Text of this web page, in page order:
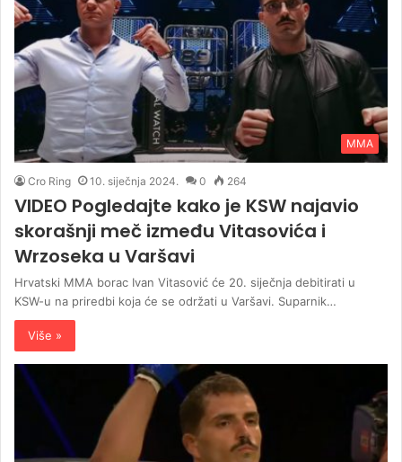
MMA
Cro Ring 10. siječnja 2024. 0 264
VIDEO Pogledajte kako je KSW najavio
skorašnji meč između Vitasovića i
Wrzoseka u Varšavi
Hrvatski MMA borac Ivan Vitasović će 20. siječnja debitirati u
KSW-u na priredbi koja će se održati u Varšavi. Suparnik…
Više »